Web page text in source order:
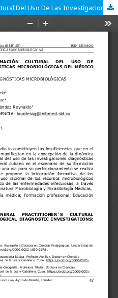
Dinámica De La Formación Cultural Del Uso De Las Investigaciones Diagnósticas Microbiológicas Del Médico General: Referentes Teóricos